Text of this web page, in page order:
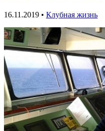
16.11.2019 • Клубная жизнь